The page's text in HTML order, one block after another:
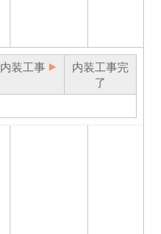
内装工事
内装工事完
了